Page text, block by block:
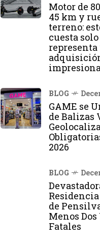
Motor de
45 km y
terreno:
cuesta
representa
BLOG
GAME se
de Balizas
2026
BLOG
de
Menos
Fatales